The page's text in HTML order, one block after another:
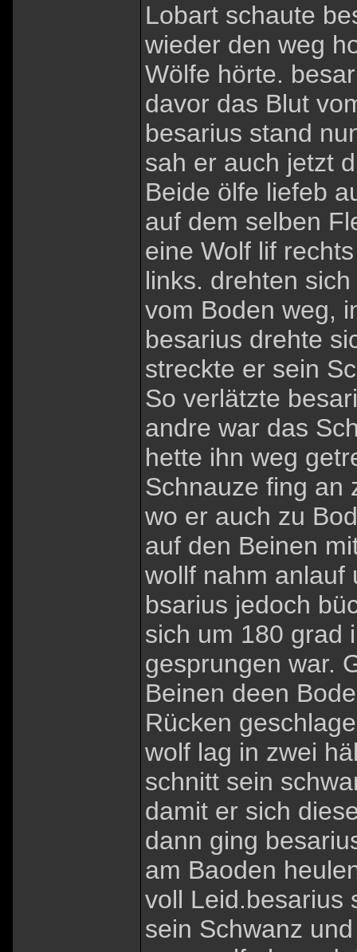
Lobart schaute
wieder den weg
Wölfe hörte.
davor das Blut
besarius stand
sah er auch jetzt
Beide ölfe liefeb
auf dem selben
eine Wolf lif
links. drehten
vom Boden weg,
besarius drehte
streckte er sein
So verlätzte
andre war das
hette ihn weg
Schnauze fing an
wo er auch zu
auf den Beinen
wollf nahm anlauf
bsarius jedoch
sich um 180 grad
gesprungen war.
Beinen deen
Rücken
wolf lag in zwei
schnitt sein
damit er sich
dann ging
am Baoden
voll Leid.besarius
sein Schwanz